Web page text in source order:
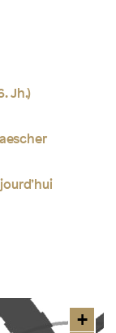
Jh.)
+